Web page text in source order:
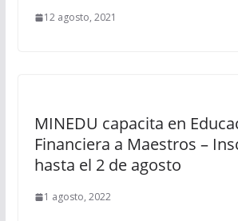
12 agosto, 2021
MINEDU capacita en
Financiera a Maestros –
hasta el 2 de agosto
1 agosto, 2022